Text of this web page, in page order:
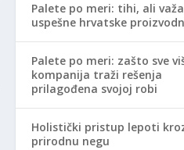
Palete po meri: tihi, ali
uspešne hrvatske
Palete po meri: zašto sve
kompanija traži rešenja
prilagođena svojoj robi
Holistički pristup lepoti
prirodnu negu